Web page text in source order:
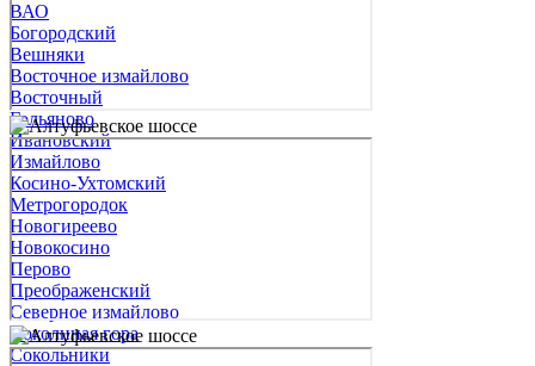
ВАО
Богородский
Вешняки
Восточное измайлово
Восточный
Гольяново
Ивановский
Измайлово
Косино-Ухтомский
Метрогородок
Новогиреево
Новокосино
Перово
Преображенский
Северное измайлово
Соколиная гора
Сокольники